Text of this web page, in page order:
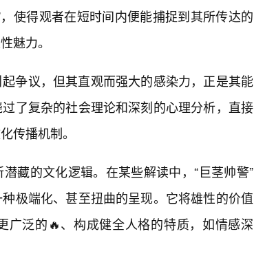
使得观者在短时间内便能捕捉到其所传达的
魅力。
争议，但其直观而强大的感染力，正是其能
了复杂的社会理论和深刻的心理分析，直接
传播机制。
藏的文化逻辑。在某些解读中，“巨茎帅警”
极端化、甚至扭曲的呈现。它将雄性的价值
广泛的🔥、构成健全人格的特质，如情感深